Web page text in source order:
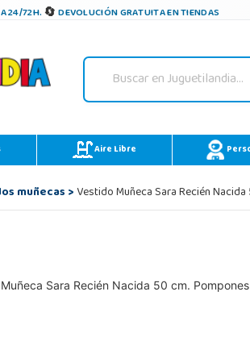
24/72H. DEVOLUCIÓN GRATUITA EN TIENDAS
Aire Libre
muñecas>Vestido Muñeca Sara Recién